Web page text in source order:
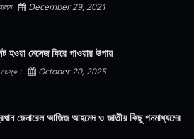
December 29, 2021
হওয়া মেসেজ ফিরে পাওয়ার উপায়
: October 20, 2025
জেনারেল আজিজ আহমেদ ও জাতীয় কিছু গনমাধ্যমের